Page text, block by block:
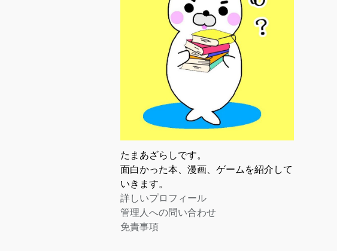
たまあざらしです。
面白かった本、漫画、ゲームを紹介して
いきます。
詳しいプロフィール
管理人への問い合わせ
免責事項